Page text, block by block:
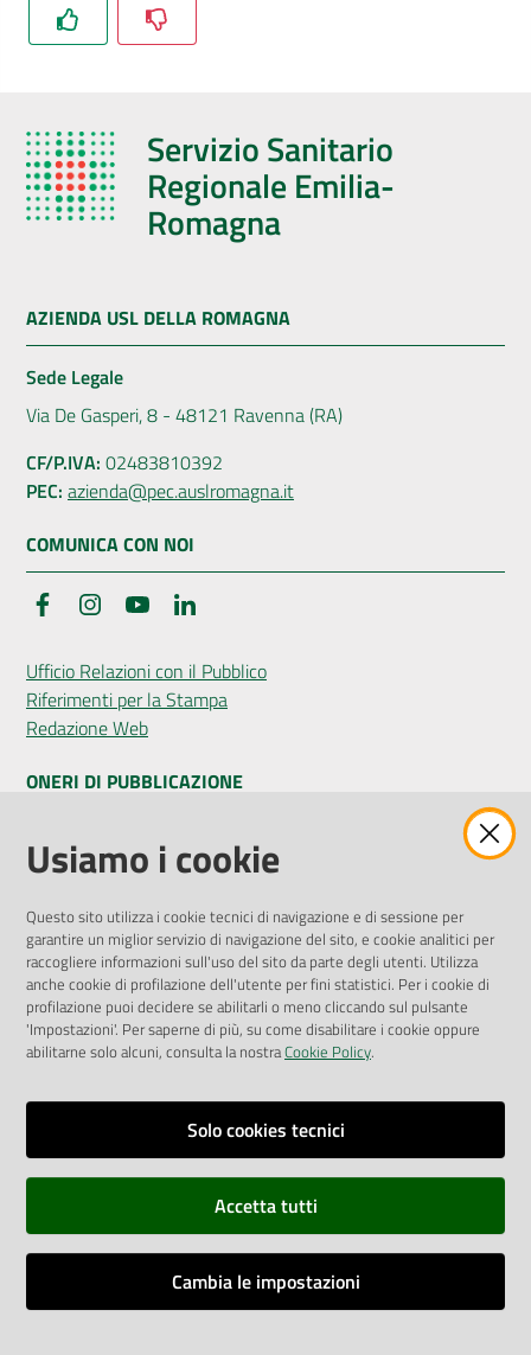
Servizio Sanitario
Regionale Emilia-
Romagna
AZIENDA USL DELLA ROMAGNA
Sede Legale
Via De Gasperi, 8 - 48121 Ravenna (RA)
CF/P.IVA: 02483810392
PEC: azienda@pec.auslromagna.it
COMUNICA CON NOI
FacebookInstagramYouTube
Ufficio Relazioni con il Pubblico
Riferimenti per la Stampa
Redazione Web
ONERI DI PUBBLICAZIONE
Amministrazione Trasparente
Pubblicità legale
Privacy Policy
Attuazione Misure PNRR
Liste di Attesa
ENTI, IMPRESE E PARTNER
Fatturazione Elettronica
Richiesta Patrocinio
Dati di Monitoraggio
Usiamo i cookie
Questo sito utilizza i cookie tecnici di navigazione e di sessione per
garantire un miglior servizio di navigazione del sito, e cookie analitici per
raccogliere informazioni sull'uso del sito da parte degli utenti. Utilizza
anche cookie di profilazione dell'utente per fini statistici. Per i cookie di
profilazione puoi decidere se abilitarli o meno cliccando sul pulsante
'Impostazioni'. Per saperne di più, su come disabilitare i cookie oppure
abilitarne solo alcuni, consulta la nostraCookie Policy.
Solo cookies tecnici
Accetta tutti
Cambia le impostazioni